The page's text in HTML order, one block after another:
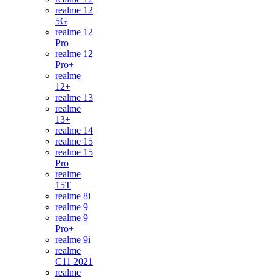
realme 12
5G
realme 12
Pro
realme 12
Pro+
realme
12+
realme 13
realme
13+
realme 14
realme 15
realme 15
Pro
realme
15T
realme 8i
realme 9
realme 9
Pro+
realme 9i
realme
C11 2021
realme